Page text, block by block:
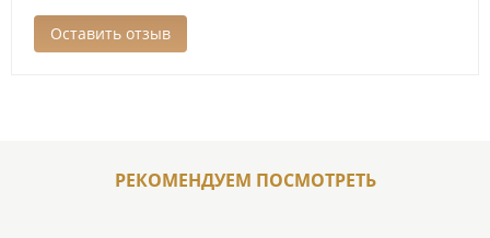
РЕКОМЕНДУЕМ ПОСМОТРЕТЬ